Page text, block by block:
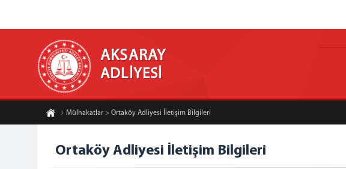
AKSARAY
ADLİYESİ
Mülhakatlar > Ortaköy Adliyesi İletişim Bilgileri
Ortaköy Adliyesi İletişim Bilgileri